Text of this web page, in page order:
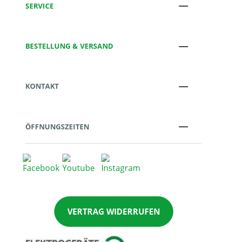
SERVICE
BESTELLUNG & VERSAND
KONTAKT
ÖFFNUNGSZEITEN
VERTRAG WIDERRUFEN